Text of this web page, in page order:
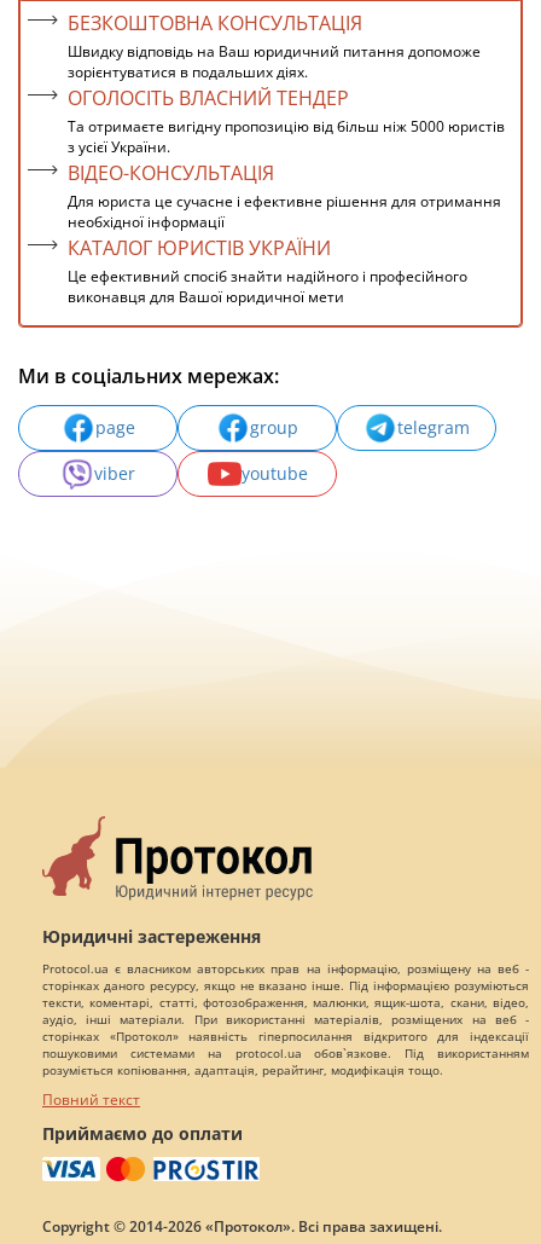
БЕЗКОШТОВНА КОНСУЛЬТАЦІЯ
Швидку відповідь на Ваш юридичний питання допоможе
зорієнтуватися в подальших діях.
ОГОЛОСІТЬ ВЛАСНИЙ ТЕНДЕР
Та отримаєте вигідну пропозицію від більш ніж 5000 юристів
з усієї України.
ВІДЕО-КОНСУЛЬТАЦІЯ
Для юриста це сучасне і ефективне рішення для отримання
необхідної інформації
КАТАЛОГ ЮРИСТІВ УКРАЇНИ
Це ефективний спосіб знайти надійного і професійного
виконавця для Вашої юридичної мети
Ми в соціальних мережах:
page group
telegram
viber
youtube
Юридичні застереження
Protocol.ua є власником авторських прав на інформацію, розміщену на веб -
сторінках даного ресурсу, якщо не вказано інше. Під інформацією розуміються
тексти, коментарі, статті, фотозображення, малюнки, ящик-шота, скани, відео,
аудіо, інші матеріали. При використанні матеріалів, розміщених на веб -
сторінках «Протокол» наявність гіперпосилання відкритого для індексації
пошуковими системами на protocol.ua обов`язкове. Під використанням
розуміється копіювання, адаптація, рерайтинг, модифікація тощо.
Повний текст
Приймаємо до оплати
Copyright © 2014-2026 «Протокол». Всі права захищені.